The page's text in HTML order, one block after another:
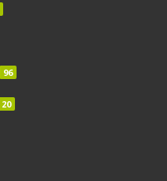
96
20